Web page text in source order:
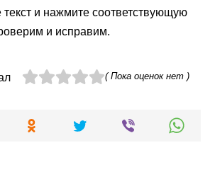
текст и нажмите соответствующую
и исправим.
( Пока оценок нет )